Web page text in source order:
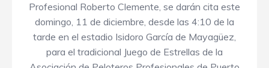
Profesional Roberto Clemente, se darán cita este
domingo, 11 de diciembre, desde las 4:10 de la
tarde en el estadio Isidoro García de Mayagüez,
para el tradicional Juego de Estrellas de la